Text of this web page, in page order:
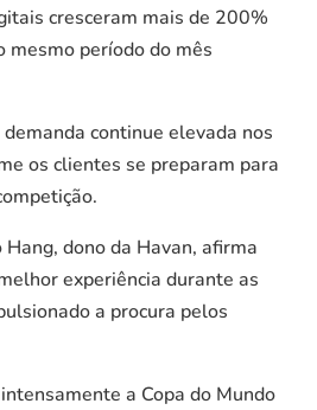
cresceram mais de 200%
mesmo período do mês
continue elevada nos
os clientes se preparam para
dono da Havan, afirma
experiência durante as
a procura pelos
a Copa do Mundo